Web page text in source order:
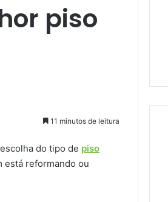
piso
11 minutos de leitura
do tipo de piso
está reformando ou